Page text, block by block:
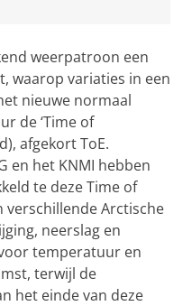
weerpatroon een
waarop variaties in een
nieuwe normaal
de ‘Time of
afgekort ToE.
en het KNMI hebben
te deze Time of
verschillende Arctische
neerslag en
temperatuur en
terwijl de
het einde van deze